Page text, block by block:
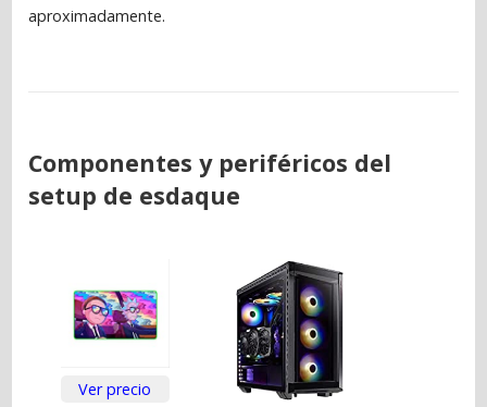
aproximadamente.
Componentes y periféricos del
setup de esdaque
Ver precio